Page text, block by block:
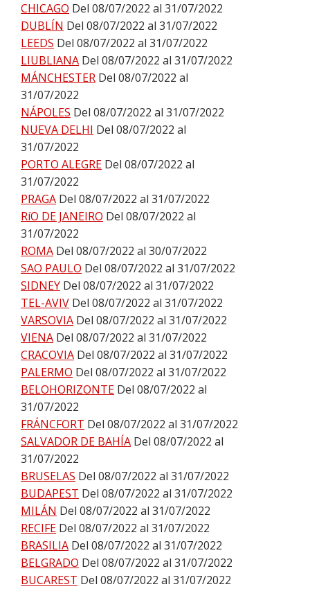
CHICAGO Del 08/07/2022 al 31/07/2022
DUBLÍN Del 08/07/2022 al 31/07/2022
LEEDS Del 08/07/2022 al 31/07/2022
LIUBLIANA Del 08/07/2022 al 31/07/2022
MÁNCHESTER Del 08/07/2022 al
31/07/2022
NÁPOLES Del 08/07/2022 al 31/07/2022
NUEVA DELHI Del 08/07/2022 al
31/07/2022
PORTO ALEGRE Del 08/07/2022 al
31/07/2022
PRAGA Del 08/07/2022 al 31/07/2022
RíO DE JANEIRO Del 08/07/2022 al
31/07/2022
ROMA Del 08/07/2022 al 30/07/2022
SAO PAULO Del 08/07/2022 al 31/07/2022
SIDNEY Del 08/07/2022 al 31/07/2022
TEL-AVIV Del 08/07/2022 al 31/07/2022
VARSOVIA Del 08/07/2022 al 31/07/2022
VIENA Del 08/07/2022 al 31/07/2022
CRACOVIA Del 08/07/2022 al 31/07/2022
PALERMO Del 08/07/2022 al 31/07/2022
BELOHORIZONTE Del 08/07/2022 al
31/07/2022
FRÁNCFORT Del 08/07/2022 al 31/07/2022
SALVADOR DE BAHÍA Del 08/07/2022 al
31/07/2022
BRUSELAS Del 08/07/2022 al 31/07/2022
BUDAPEST Del 08/07/2022 al 31/07/2022
MILÁN Del 08/07/2022 al 31/07/2022
RECIFE Del 08/07/2022 al 31/07/2022
BRASILIA Del 08/07/2022 al 31/07/2022
BELGRADO Del 08/07/2022 al 31/07/2022
BUCAREST Del 08/07/2022 al 31/07/2022